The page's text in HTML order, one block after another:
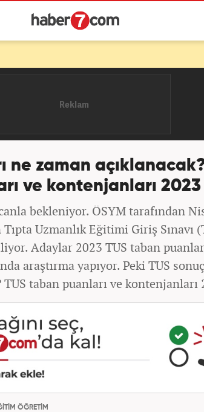
ne zaman
ve kontenjanları 2023
bekleniyor. ÖSYM tarafından
Uzmanlık Eğitimi Giriş Sınavı
Adaylar 2023 TUS taban
araştırma yapıyor. Peki TUS
TUS taban puanları ve kontenjanları
ÖĞRETİM